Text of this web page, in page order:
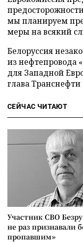
мы планируем
меры на всякий
Белоруссия
из нефтепровода
для Западной
глава
СЕЙЧАС ЧИТАЮТ
Участник СВО
не раз признавали
пропавшим»